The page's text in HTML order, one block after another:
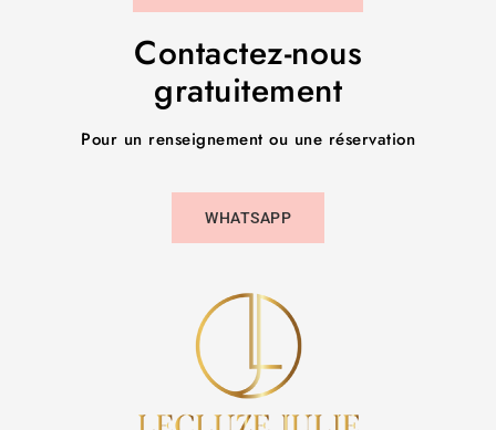
Contactez-nous
gratuitement
Pour un renseignement ou une réservation
WHATSAPP